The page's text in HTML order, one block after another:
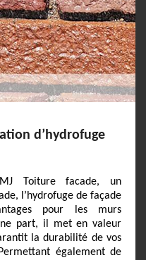
d’hydrofuge
Toiture facade, un
l’hydrofuge de façade
pour les murs
part, il met en valeur
la durabilité de vos
également de